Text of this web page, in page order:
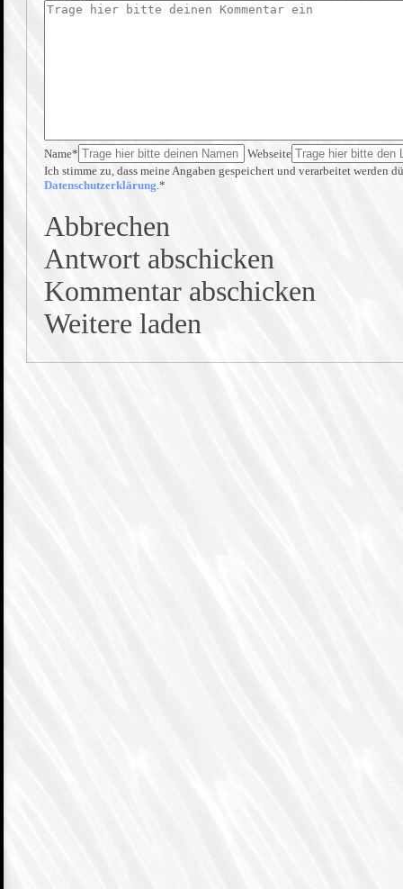
Name*
Webseite
Ich stimme zu, dass meine Angaben gespeichert und verarbeitet werden
Datenschutzerklärung .*
Abbrechen
Antwort abschicken
Kommentar abschicken
Weitere laden